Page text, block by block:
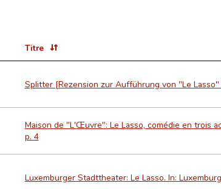
Titre
Splitter [Rezension zur Aufführung von "Le
Maison de "L'Œuvre": Le Lasso, comédie en trois
p. 4
Luxemburger Stadttheater: Le Lasso. In: